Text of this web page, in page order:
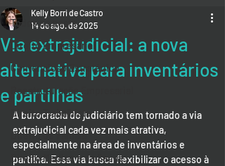
Todos os posts
Direito Empresarial
Contencioso Estratégico
Reestruturação Empresarial
Direito Trabalhista
Direito de Família
Direito Médico e da Saúde
Via extrajudicial: a nova
alternativa para inventários
e partilhas
Kelly Borri de Castro
14 de ago. de 2025
A burocracia do judiciário tem tornado a via
extrajudicial cada vez mais atrativa,
especialmente na área de inventários e
partilha. Essa via busca flexibilizar o acesso à